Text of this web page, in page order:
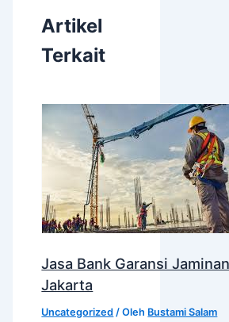
Artikel
Terkait
Jasa Bank Garansi
Jakarta
Uncategorized / Oleh Bustami Salam